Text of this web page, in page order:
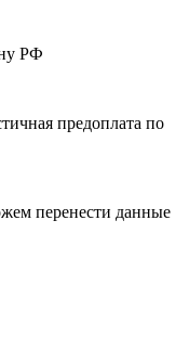
РФ
предоплата по
перенести данные